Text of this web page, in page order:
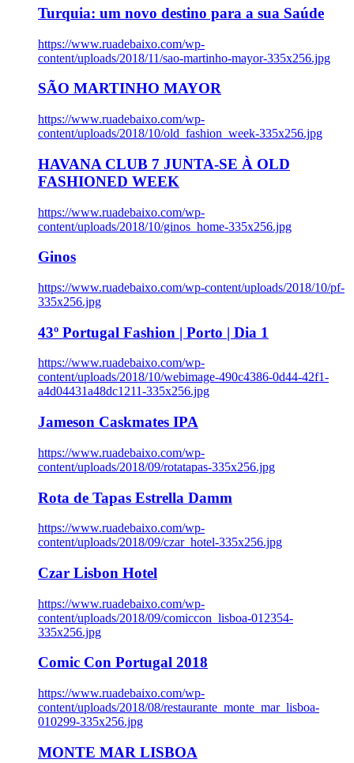
Turquia: um novo destino para a sua Saúde
https://www.ruadebaixo.com/wp-
content/uploads/2018/11/sao-martinho-mayor-335x256.jpg
SÃO MARTINHO MAYOR
https://www.ruadebaixo.com/wp-
content/uploads/2018/10/old_fashion_week-335x256.jpg
HAVANA CLUB 7 JUNTA-SE À OLD
FASHIONED WEEK
https://www.ruadebaixo.com/wp-
content/uploads/2018/10/ginos_home-335x256.jpg
Ginos
https://www.ruadebaixo.com/wp-content/uploads/2018/10/pf-
335x256.jpg
43º Portugal Fashion | Porto | Dia 1
https://www.ruadebaixo.com/wp-
content/uploads/2018/10/webimage-490c4386-0d44-42f1-
a4d04431a48dc1211-335x256.jpg
Jameson Caskmates IPA
https://www.ruadebaixo.com/wp-
content/uploads/2018/09/rotatapas-335x256.jpg
Rota de Tapas Estrella Damm
https://www.ruadebaixo.com/wp-
content/uploads/2018/09/czar_hotel-335x256.jpg
Czar Lisbon Hotel
https://www.ruadebaixo.com/wp-
content/uploads/2018/09/comiccon_lisboa-012354-
335x256.jpg
Comic Con Portugal 2018
https://www.ruadebaixo.com/wp-
content/uploads/2018/08/restaurante_monte_mar_lisboa-
010299-335x256.jpg
MONTE MAR LISBOA